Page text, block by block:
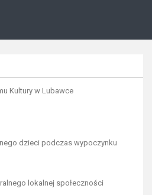
Kultury w Lubawce
dzieci podczas wypoczynku
lokalnej społeczności